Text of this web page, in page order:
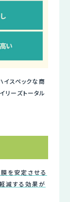
イスペックな商
リーズトータル
を安定させる
減する効果が